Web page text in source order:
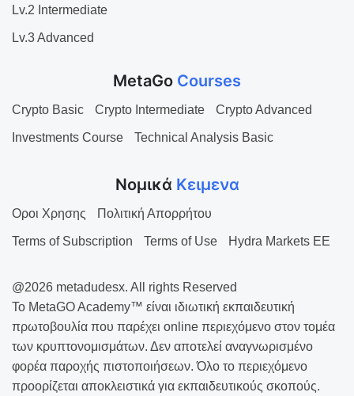
Lv.2 Intermediate
Lv.3 Advanced
MetaGo Courses
Crypto Basic Crypto Intermediate Crypto Advanced
Investments Course Technical Analysis Basic
Νομικά Κειμενα
Οροι Χρησης Πολιτική Απορρήτου
Terms of Subscription Terms of Use Hydra Markets EE
@2026 metadudesx. All rights Reserved
Το MetaGO Academy™ είναι ιδιωτική εκπαιδευτική
πρωτοβουλία που παρέχει online περιεχόμενο στον τομέα
των κρυπτονομισμάτων. Δεν αποτελεί αναγνωρισμένο
φορέα παροχής πιστοποιήσεων. Όλο το περιεχόμενο
προορίζεται αποκλειστικά για εκπαιδευτικούς σκοπούς.